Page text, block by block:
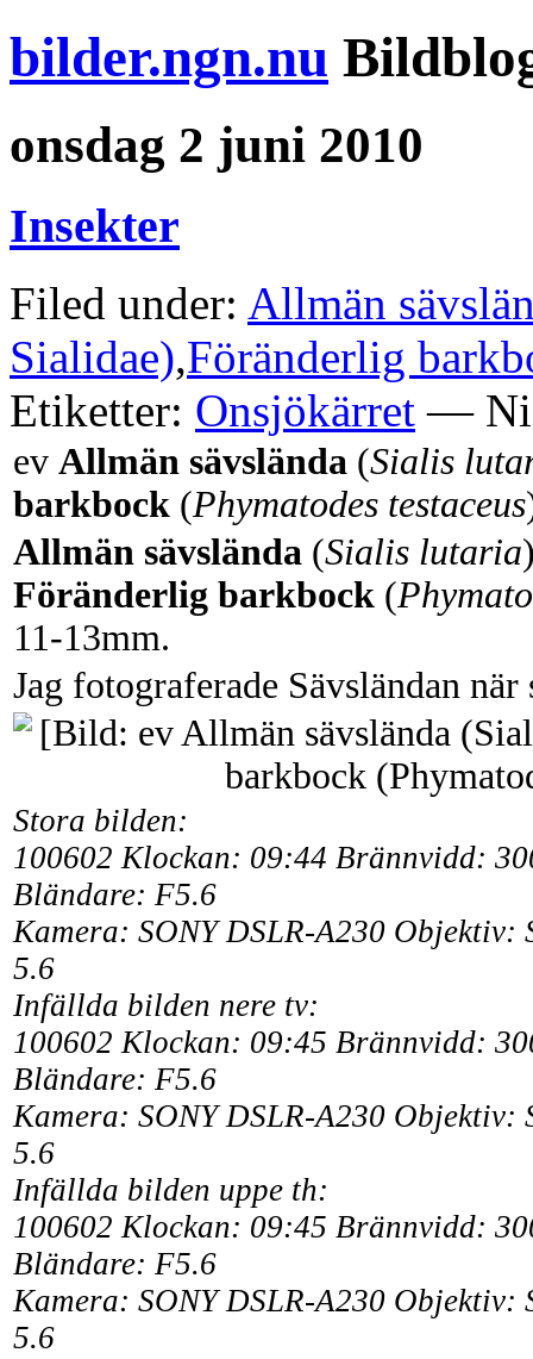
bilder.ngn.nu
onsdag 2 juni 2010
Insekter
Filed under: Allmän
Sialidae),Föränderlig
Etiketter: Onsjökärret —
ev Allmän sävslända (Sialis
barkbock (Phymatodes testaceus
Allmän sävslända (Sialis lutaria
Föränderlig barkbock (
11-13mm.
Jag fotograferade Sävsländan
Stora bilden:
100602 Klockan: 09:44 Brännvidd:
Bländare: F5.6
Kamera: SONY DSLR-A230
5.6
Infällda bilden nere tv:
100602 Klockan: 09:45 Brännvidd:
Bländare: F5.6
Kamera: SONY DSLR-A230
5.6
Infällda bilden uppe th:
100602 Klockan: 09:45 Brännvidd:
Bländare: F5.6
Kamera: SONY DSLR-A230
5.6